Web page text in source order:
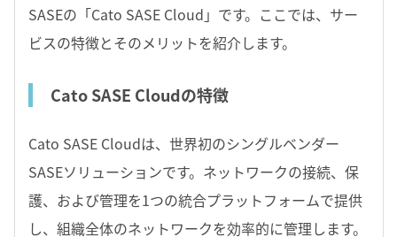
SASEの「Cato SASE Cloud」です。ここでは、サー
ビスの特徴とそのメリットを紹介します。
Cato SASE Cloudの特徴
Cato SASE Cloudは、世界初のシングルベンダー
SASEソリューションです。ネットワークの接続、保
護、および管理を1つの統合プラットフォームで提供
し、組織全体のネットワークを効率的に管理します。